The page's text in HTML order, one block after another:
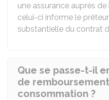
une assurance auprès
celui-ci informe le
substantielle du contrat
Que se passe-t-il
de
consommation ?